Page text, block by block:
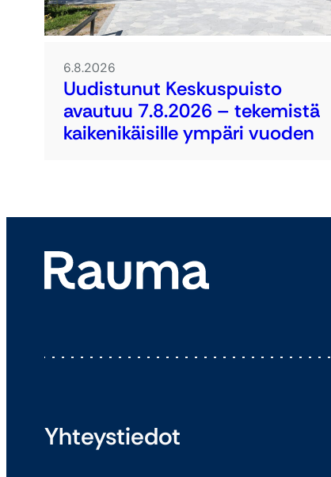
6.8.2026
Uudistunut Keskuspuisto
avautuu 7.8.2026 – tekemistä
kaikenikäisille ympäri vuoden
Yhteystiedot